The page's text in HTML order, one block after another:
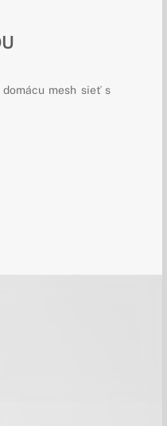
mesh sieť s